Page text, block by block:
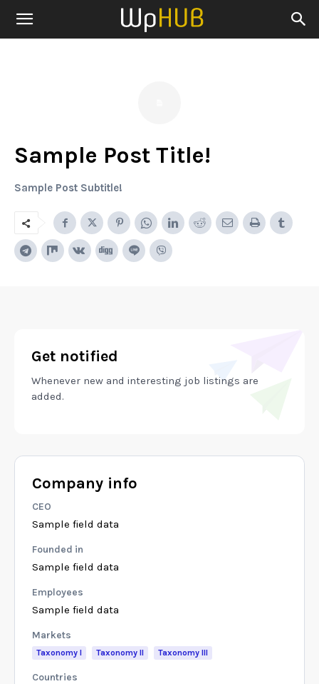
Sample Post Title!
Sample Post Subtitle!
Company info
CEO
Sample field data
Founded in
Sample field data
Employees
Sample field data
Markets
Taxonomy I Taxonomy II Taxonomy III
Countries
Get notified
Whenever new and interesting job listings are
added.